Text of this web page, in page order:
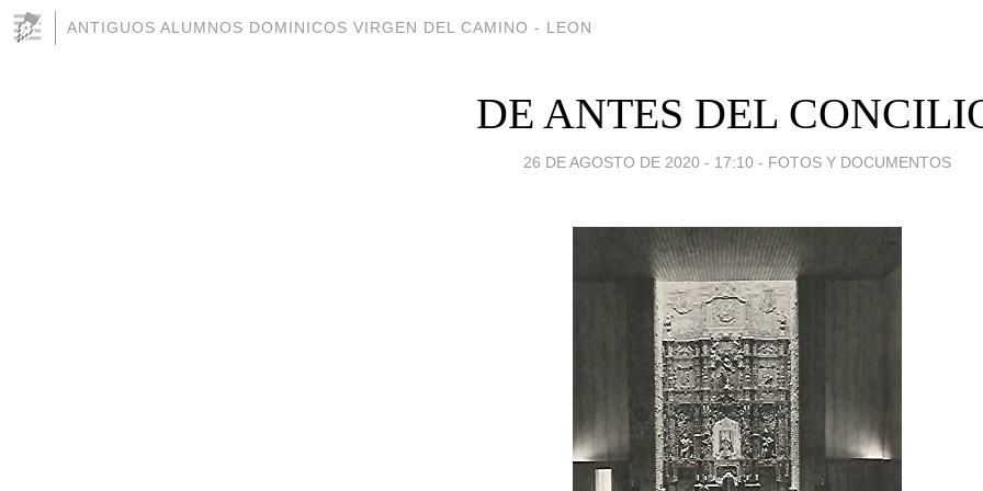
ANTIGUOS ALUMNOS DOMINICOS VIRGEN DEL CAMINO - LEON
DE ANTES DEL
26 DE AGOSTO DE 2020 - 17:10 - FOTOS Y DOCUMENTOS